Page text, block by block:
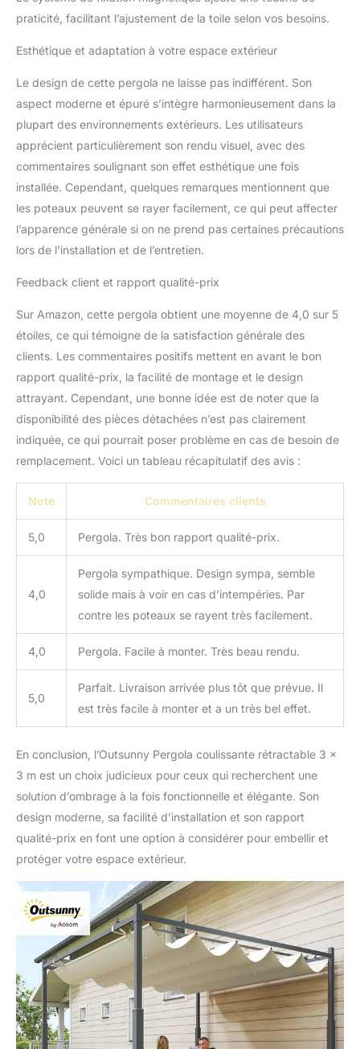
et une sécurité accrue,
installations.
ACCESSOIRES : Inclus
avec 8 piquets de sol et
cette pergola 3x3 m est
conçue pour être
installée facilement sur
différents types de
surfaces, comme le
ciment, la pelouse ou le
béton, assurant ainsi une
fixation solide et stable.
SPÉCIFICATIONS : Dim.
230H cm. Assemblage
praticité, facilitant l’ajustement de la toile selon vos besoins.
Esthétique et adaptation à votre espace extérieur
Le design de cette pergola ne laisse pas indifférent. Son
aspect moderne et épuré s’intègre harmonieusement dans la
plupart des environnements extérieurs. Les utilisateurs
apprécient particulièrement son rendu visuel, avec des
commentaires soulignant son effet esthétique une fois
installée. Cependant, quelques remarques mentionnent que
les poteaux peuvent se rayer facilement, ce qui peut affecter
l’apparence générale si on ne prend pas certaines précautions
lors de l’installation et de l’entretien.
Feedback client et rapport qualité-prix
Sur Amazon, cette pergola obtient une moyenne de 4,0 sur 5
étoiles, ce qui témoigne de la satisfaction générale des
clients. Les commentaires positifs mettent en avant le bon
rapport qualité-prix, la facilité de montage et le design
attrayant. Cependant, une bonne idée est de noter que la
disponibilité des pièces détachées n’est pas clairement
indiquée, ce qui pourrait poser problème en cas de besoin de
remplacement. Voici un tableau récapitulatif des avis :
Note Commentaires clients
5,0 Pergola. Très bon rapport qualité-prix.
4,0
Pergola sympathique. Design sympa, semble
solide mais à voir en cas d’intempéries. Par
contre les poteaux se rayent très facilement.
4,0 Pergola. Facile à monter. Très beau rendu.
5,0
Parfait. Livraison arrivée plus tôt que prévue. Il
est très facile à monter et a un très bel effet.
En conclusion, l’Outsunny Pergola coulissante rétractable 3 x
3 m est un choix judicieux pour ceux qui recherchent une
solution d’ombrage à la fois fonctionnelle et élégante. Son
design moderne, sa facilité d’installation et son rapport
qualité-prix en font une option à considérer pour embellir et
protéger votre espace extérieur.